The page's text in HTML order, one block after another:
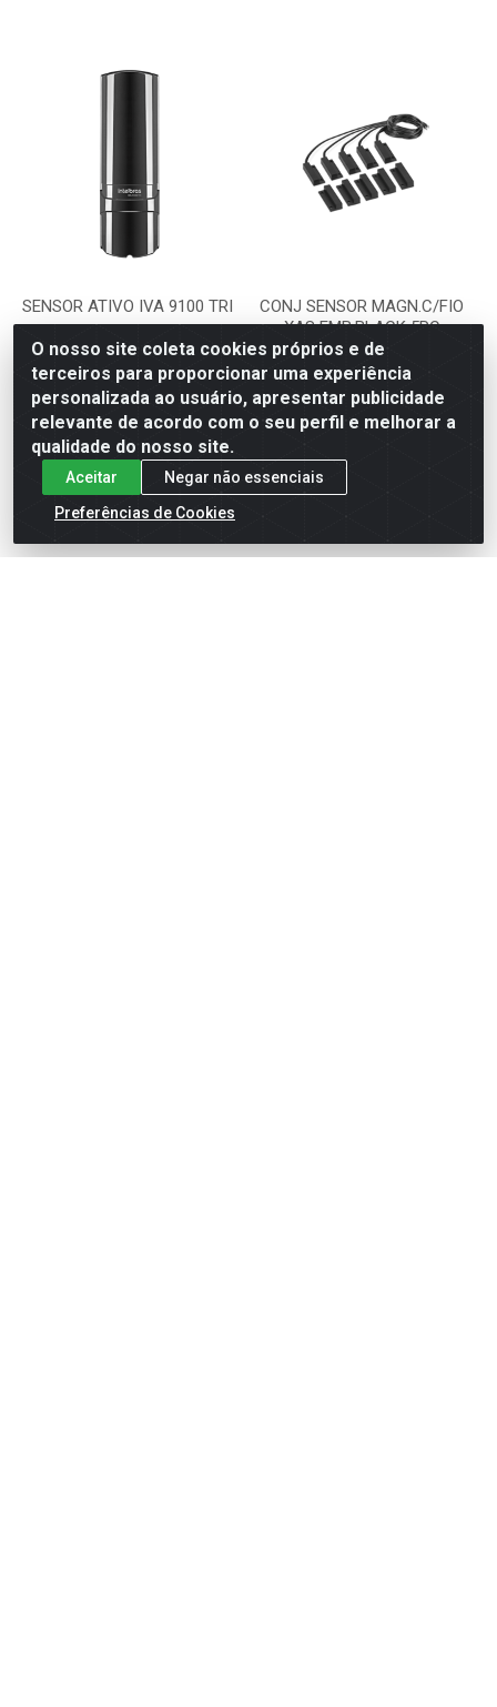
SENSOR ATIVO IVA 9100 TRI
Código: 541054
Embalagem: UNIDADE
VER PREÇO
CONJ SENSOR MAGN.C/FIO
XAS EMB.BLACK 5PÇ
Código: 541058
Embalagem: UNIDADE
VER PREÇO
O nosso site coleta cookies próprios e de
terceiros para proporcionar uma experiência
personalizada ao usuário, apresentar publicidade
relevante de acordo com o seu perfil e melhorar a
qualidade do nosso site.
Aceitar
Negar não essenciais
Preferências de Cookies